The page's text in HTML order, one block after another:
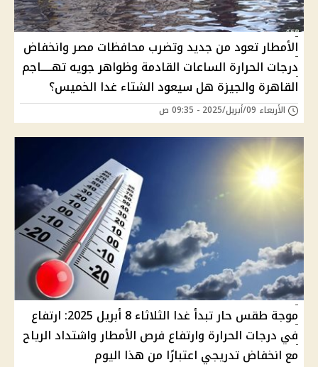
الأمطار تعود من جديد وتضرب محافظات مصر وانخفاض
درجات الحرارة الساعات القادمة وظواهر جويه تهـــــاجم
القاهرة والجيزة هل سيعود الشتاء غدا الخميس؟
الأربعاء 09/أبريل/2025 - 09:35 ص
موجة طقس حار تبدأ غدا الثلاثاء 8 أبريل 2025: ارتفاع
في درجات الحرارة وارتفاع فرص الأمطار واشتداد الرياح
مع انخفاض تدريجي اعتبارًا من هذا اليوم